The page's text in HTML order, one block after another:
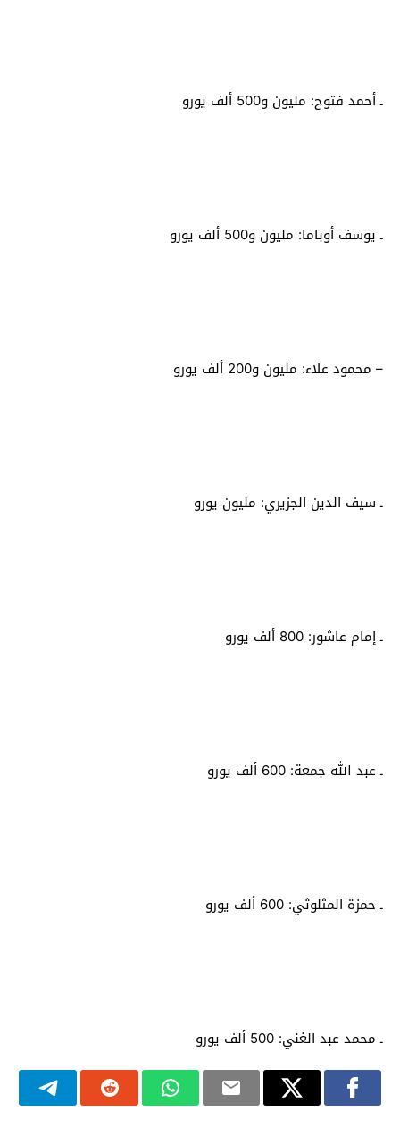
ـ أحمد فتوح: مليون و500 ألف يورو
ـ يوسف أوباما: مليون و500 ألف يورو
– محمود علاء: مليون و200 ألف يورو
ـ سيف الدين الجزيري: مليون يورو
ـ إمام عاشور: 800 ألف يورو
ـ عبد الله جمعة: 600 ألف يورو
ـ حمزة المثلوثي: 600 ألف يورو
ـ محمد عبد الغني: 500 ألف يورو